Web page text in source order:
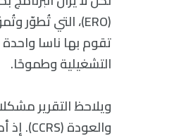
تقوم بها ناسا واحدة
التشغيلية وطموحًا.
ويلاحظ التقرير